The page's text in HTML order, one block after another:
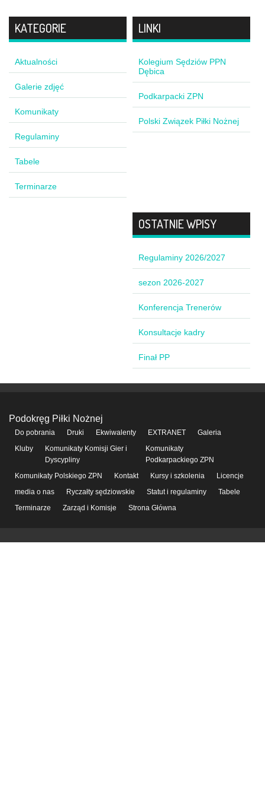
KATEGORIE
Aktualności
Galerie zdjęć
Komunikaty
Regulaminy
Tabele
Terminarze
LINKI
Kolegium Sędziów PPN
Dębica
Podkarpacki ZPN
Polski Związek Piłki Nożnej
OSTATNIE WPISY
Regulaminy 2026/2027
sezon 2026-2027
Konferencja Trenerów
Konsultacje kadry
Finał PP
Podokręg Piłki Nożnej
Do pobrania Druki Ekwiwalenty EXTRANET
Galeria
Kluby
Komunikaty Komisji Gier i
Dyscypliny
Komunikaty
Podkarpackiego ZPN
Komunikaty Polskiego ZPN
Kontakt Kursy i szkolenia
Licencje
media o nas
Ryczałty sędziowskie Statut i regulaminy
Tabele
Terminarze
Zarząd i Komisje Strona Główna